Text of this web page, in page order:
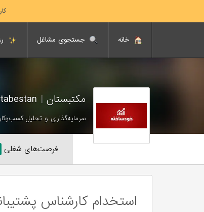
خانه جستجوی مشاغل
مکتبستان |
سرمایه‌گذاری و تحلیل کسب‌وکار
فرصت‌های شغلی
استخدام کارشناس